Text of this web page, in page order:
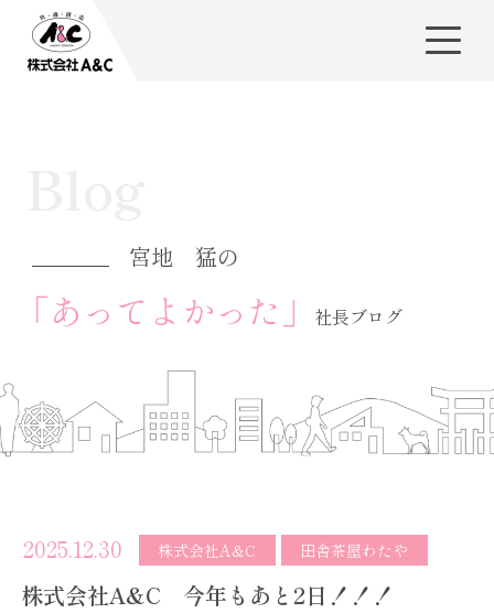
宮地 猛の
「あってよかった」 社長ブログ
2025.12.30 株式会社A&C 田舎茶屋わたや
株式会社A&C 今年もあと2日！！！